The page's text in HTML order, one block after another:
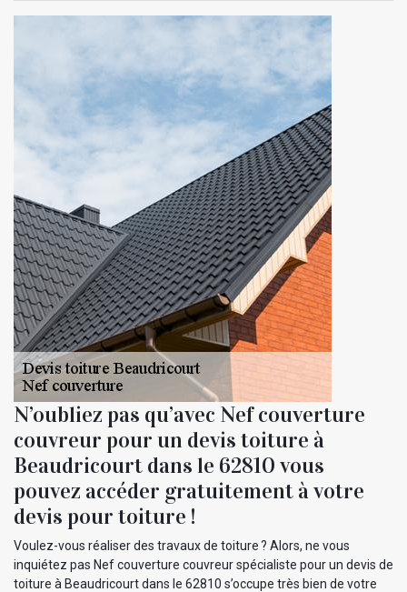
N’oubliez pas qu’avec Nef couverture
couvreur pour un devis toiture à
Beaudricourt dans le 62810 vous
pouvez accéder gratuitement à votre
devis pour toiture !
Voulez-vous réaliser des travaux de toiture ? Alors, ne vous
inquiétez pas Nef couverture couvreur spécialiste pour un devis de
toiture à Beaudricourt dans le 62810 s’occupe très bien de votre